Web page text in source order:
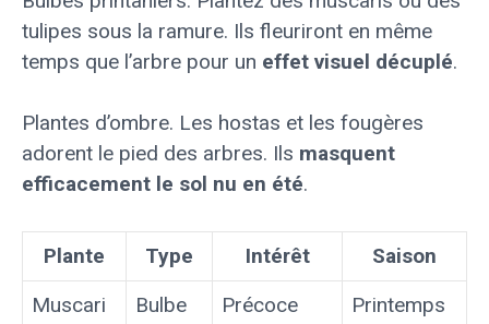
tulipes sous la ramure. Ils fleuriront en même
temps que l’arbre pour un effet visuel décuplé.
Plantes d’ombre. Les hostas et les fougères
adorent le pied des arbres. Ils masquent
efficacement le sol nu en été.
Plante Type Intérêt
Saison
Muscari
Bulbe Précoce
Printemps